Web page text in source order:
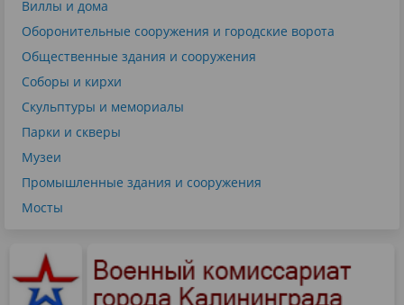
Виллы и дома
Оборонительные сооружения и городские ворота
Общественные здания и сооружения
Соборы и кирхи
Скульптуры и мемориалы
Парки и скверы
Музеи
Промышленные здания и сооружения
Мосты